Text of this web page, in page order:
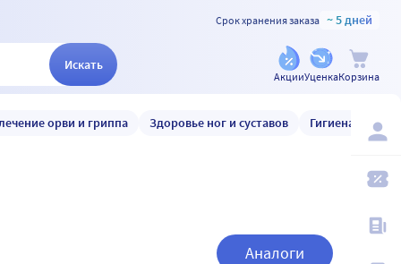
Срок хранения заказа ~ 5 дней
Искать
АкцииУценкаКорзина
орви и гриппа Здоровье ног и суставов Гигиена и уход
Аналоги